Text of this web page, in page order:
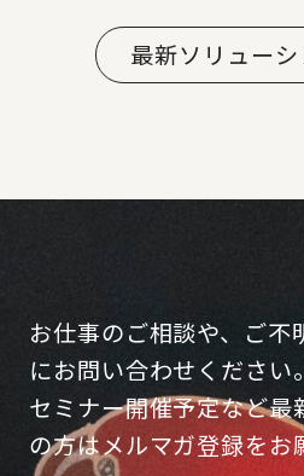
最新ソリュー
お仕事のご相談や、ご不
にお問い合わせください。
セミナー開催予定など最
の方はメルマガ登録をお